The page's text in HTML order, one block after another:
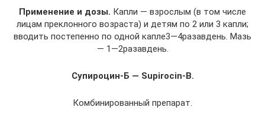
Применение и дозы. Капли — взрослым (в том числе
лицам преклонного возраста) и детям по 2 или 3 капли;
вводить постепенно по одной капле3—4разавдень. Мазь
— 1—2разавдень.
Супироцин-Б — Supirocin-B.
Комбинированный препарат.